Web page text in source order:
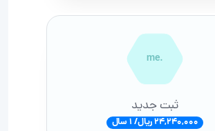
.me
ثبت جدید
24,240,000 ریال/ 1 سال